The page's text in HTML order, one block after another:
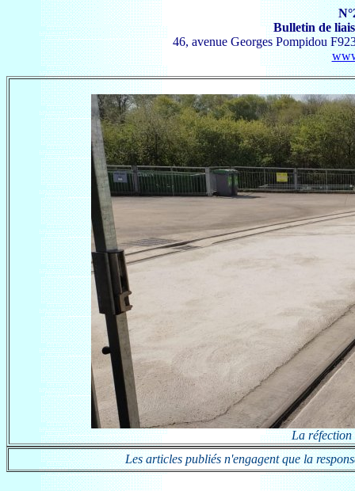
Bulletin de
46, avenue Georges Pompidou
La réfection
Les articles publiés n'engagent que la